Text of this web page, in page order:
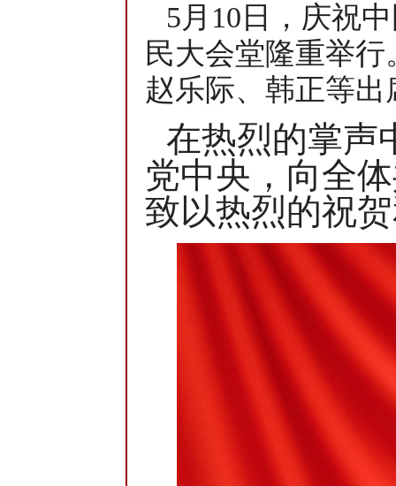
5月10日，庆祝
民大会堂隆重举
赵乐际、韩正等
在热烈的掌声
党中央，向全
致以热烈的祝